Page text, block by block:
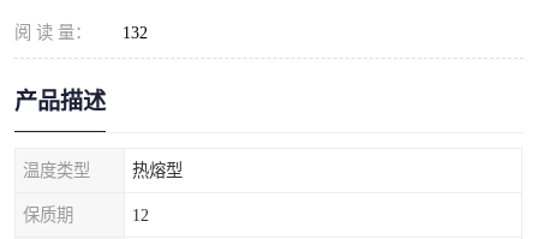
阅 读 量： 132
产品描述
温度类型 热熔型
保质期 12